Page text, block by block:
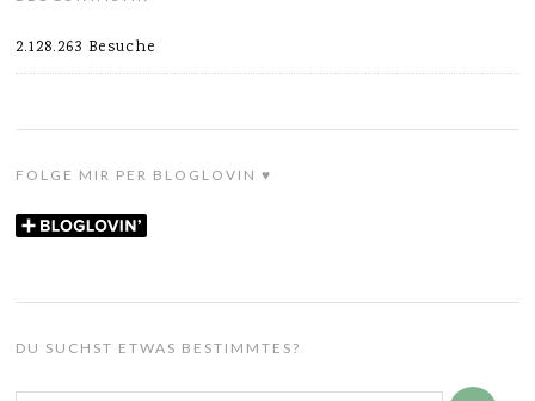
2.128.263 Besuche
FOLGE MIR PER BLOGLOVIN ♥
DU SUCHST ETWAS BESTIMMTES?